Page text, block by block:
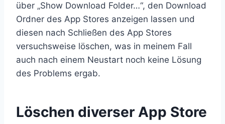
über „Show Download Folder…“, den Download
Ordner des App Stores anzeigen lassen und
diesen nach Schließen des App Stores
versuchsweise löschen, was in meinem Fall
auch nach einem Neustart noch keine Lösung
des Problems ergab.
Löschen diverser App Store